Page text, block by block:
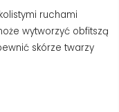
ruchami
wytworzyć obfitszą
skórze twarzy